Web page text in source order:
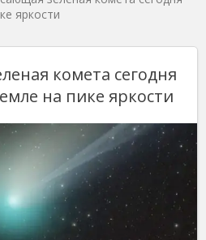
яркости
комета сегодня
на пике яркости